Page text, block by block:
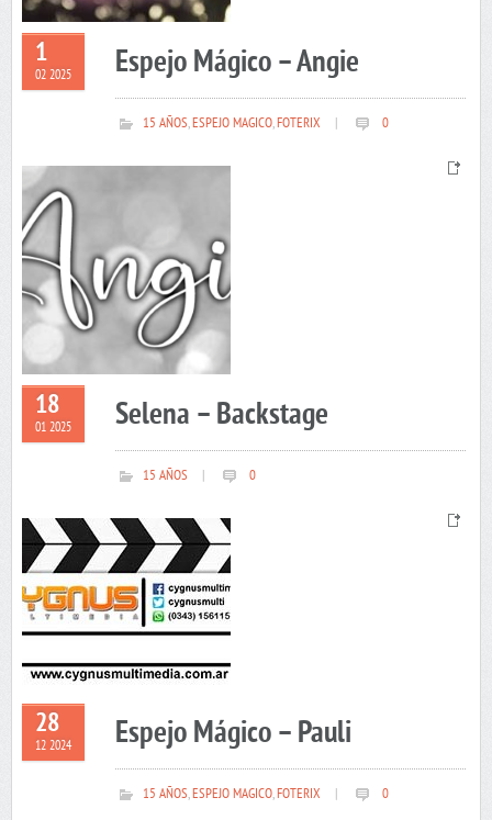
1
02 2025 Espejo Mágico – Angie
15 AÑOS,ESPEJO MAGICO,FOTERIX 0
18
01 2025 Selena – Backstage
15 AÑOS 0
28
12 2024 Espejo Mágico – Pauli
15 AÑOS,ESPEJO MAGICO,FOTERIX 0